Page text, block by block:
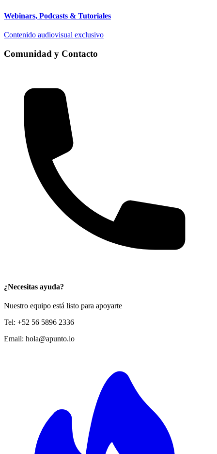
Webinars, Podcasts & Tutoriales
Contenido audiovisual exclusivo
Comunidad y Contacto
¿Necesitas ayuda?
Nuestro equipo está listo para apoyarte
Tel: +52 56 5896 2336
Email: hola@apunto.io